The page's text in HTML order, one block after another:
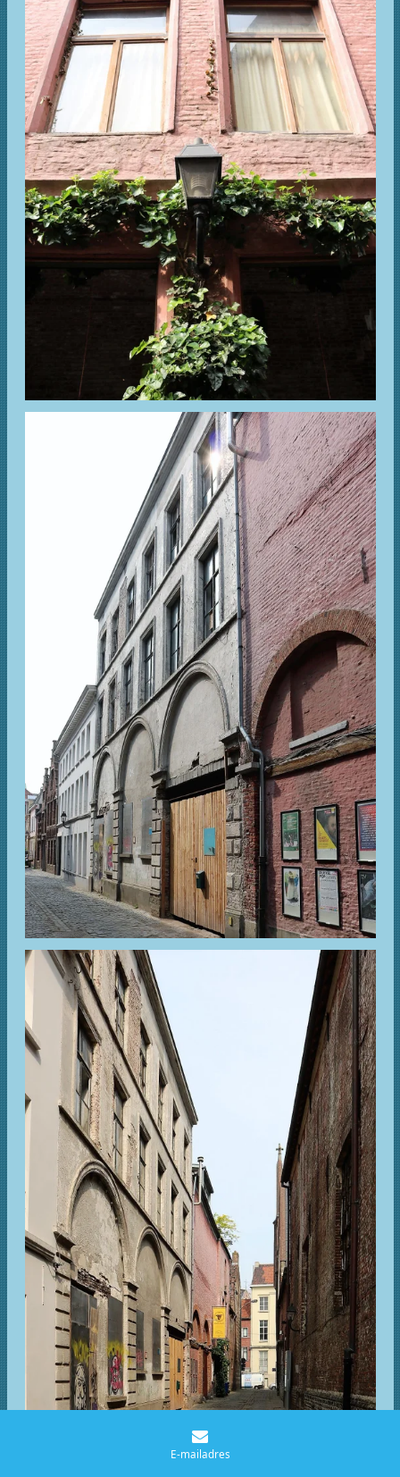
E-mailadres